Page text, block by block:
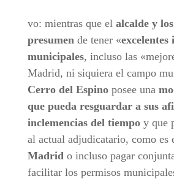
vo: mientras que el alcalde y
presumende tener «excelentes
municipales, incluso las
Madrid, ni siquiera el campo
Cerro del Espinoposee una
que pueda resguardar a sus
inclemencias del tiempoy que
al actual adjudicatario, como es
Madrido incluso pagar
facilitar los permisos